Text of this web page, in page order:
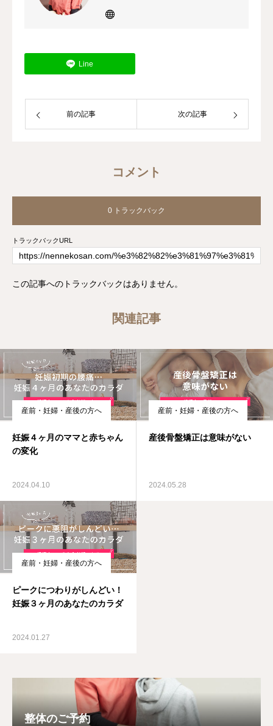
や生理痛など女性特有の悩みを抱える女
Line
前の記事 次の記事
コメント
0 トラックバック
トラックバックURL
この記事へのトラックバックはありません。
関連記事
産前・妊婦・産後の方へ
妊娠４ヶ月のママと赤ちゃん
の変化
2024.04.10
産前・妊婦・産後の方へ
産後骨盤矯正は意味がない
2024.05.28
産前・妊婦・産後の方へ
ピークにつわりがしんどい！
妊娠３ヶ月のあなたのカラダ
2024.01.27
整体のご予約